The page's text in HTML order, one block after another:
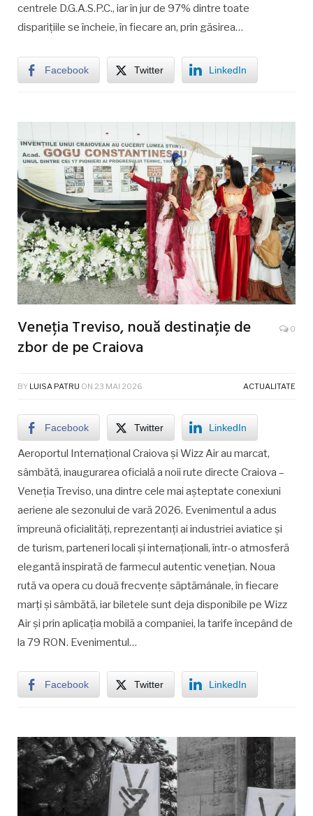
centrele D.G.A.S.P.C., iar în jur de 97% dintre toate
disparițiile se încheie, în fiecare an, prin găsirea…
Facebook Twitter LinkedIn
Veneția Treviso, nouă destinație de
zbor de pe Craiova
0
BY LUISA PATRU ON 23 MAI 2026 ACTUALITATE
Facebook Twitter LinkedIn
Aeroportul Internațional Craiova și Wizz Air au marcat,
sâmbătă, inaugurarea oficială a noii rute directe Craiova –
Veneția Treviso, una dintre cele mai așteptate conexiuni
aeriene ale sezonului de vară 2026. Evenimentul a adus
împreună oficialități, reprezentanți ai industriei aviatice și
de turism, parteneri locali și internaționali, într-o atmosferă
elegantă inspirată de farmecul autentic venețian. Noua
rută va opera cu două frecvențe săptămânale, în fiecare
marți și sâmbătă, iar biletele sunt deja disponibile pe Wizz
Air și prin aplicația mobilă a companiei, la tarife începând de
la 79 RON. Evenimentul…
Facebook Twitter LinkedIn